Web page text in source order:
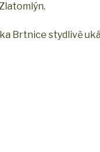
Brtnice stydlivě